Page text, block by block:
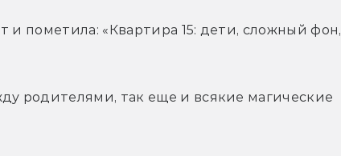
и пометила: «Квартира 15: дети, сложный фон,
родителями, так еще и всякие магические